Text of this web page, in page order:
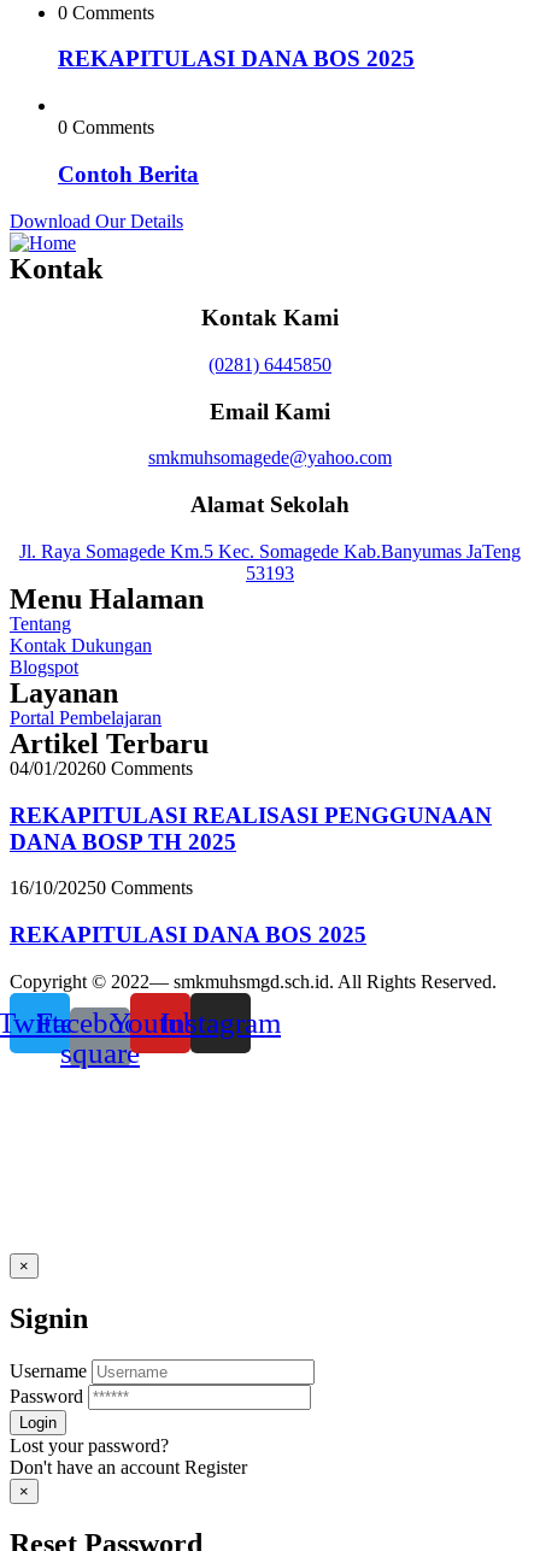
0 Comments
REKAPITULASI DANA BOS 2025
0 Comments
Contoh Berita
Download Our Details
Kontak
Kontak Kami
(0281) 6445850
Email Kami
smkmuhsomagede@yahoo.com
Alamat Sekolah
Jl. Raya Somagede Km.5 Kec. Somagede Kab.Banyumas JaTeng
53193
Menu Halaman
Tentang
Kontak Dukungan
Blogspot
Layanan
Portal Pembelajaran
Artikel Terbaru
04/01/20260 Comments
REKAPITULASI REALISASI PENGGUNAAN
DANA BOSP TH 2025
16/10/20250 Comments
REKAPITULASI DANA BOS 2025
Copyright © 2022— smkmuhsmgd.sch.id. All Rights Reserved.
Facebook-
square
YoutubeInstagram
×
Signin
Username
Password
Lost your password?
Don't have an account Register
×
Reset Password